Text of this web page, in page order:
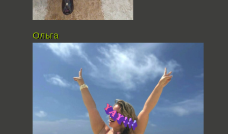
Ольга